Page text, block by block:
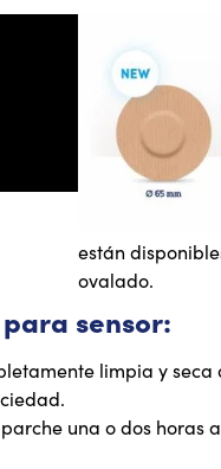
están
ovalado.
sensor:
limpia y
una o dos horas